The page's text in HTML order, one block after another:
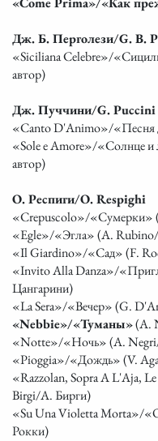
Дж. Б. Перголези/G. B.
«Siciliana Celebre»/
автор)
Дж. Пуччини/G. Puccini
«Canto D'Animo»/
«Sole e Amore»/«Солнце
автор)
О. Респиги/O. Respighi
«Crepuscolo»/«Сумерки»
«Egle»/«Эгла» (A.
«Il Giardino»/«Сад» (F.
«Invito Alla Danza»/
Цангарини)
«La Sera»/«Вечер» (G.
«Nebbie»/«Туманы»(A.
«Notte»/«Ночь» (A.
«Pioggia»/«Дождь» (V.
«Razzolan, Sopra A L'Aja,
Birgi/А. Бирги)
«Su Una Violetta Morta»/
Рокки)